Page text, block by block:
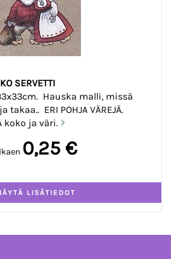
SERVETTI
Hauska malli, missä
ERI POHJA VÄREJÄ.
koko ja väri.
0,25 €